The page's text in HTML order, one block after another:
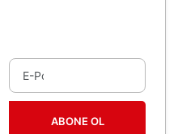
ABONE OL